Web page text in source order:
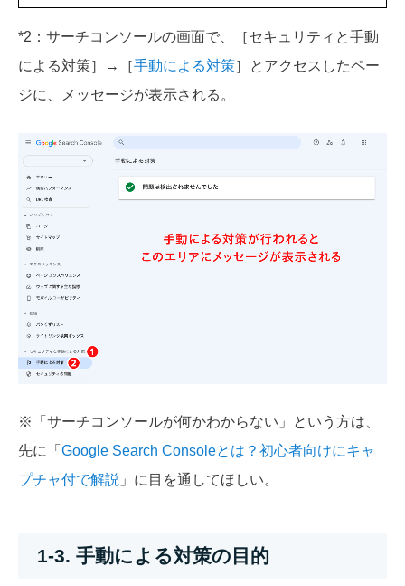
*2：サーチコンソールの画面で、［セキュリティと手動
による対策］→［手動による対策］とアクセスしたペー
ジに、メッセージが表示される。
※「サーチコンソールが何かわからない」という方は、
先に「 Google Search Consoleとは？初心者向けにキャ
プチャ付で解説 」に目を通してほしい。
1-3. 手動による対策の目的